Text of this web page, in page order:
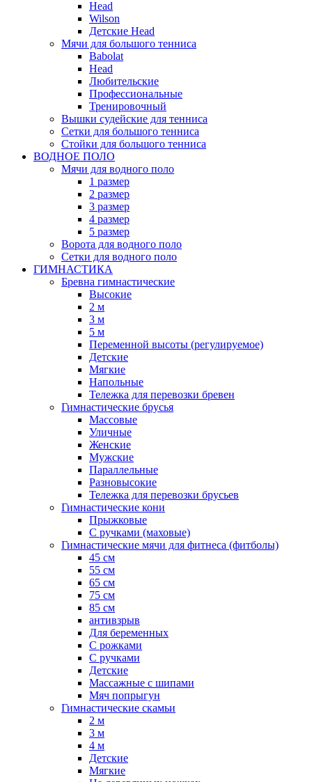
Head
Wilson
Детские Head
Мячи для большого тенниса
Babolat
Head
Любительские
Профессиональные
Тренировочный
Вышки судейские для тенниса
Сетки для большого тенниса
Стойки для большого тенниса
ВОДНОЕ ПОЛО
Мячи для водного поло
1 размер
2 размер
3 размер
4 размер
5 размер
Ворота для водного поло
Сетки для водного поло
ГИМНАСТИКА
Бревна гимнастические
Высокие
2 м
3 м
5 м
Переменной высоты (регулируемое)
Детские
Мягкие
Напольные
Тележка для перевозки бревен
Гимнастические брусья
Массовые
Уличные
Женские
Мужские
Параллельные
Разновысокие
Тележка для перевозки брусьев
Гимнастические кони
Прыжковые
С ручками (маховые)
Гимнастические мячи для фитнеса (фитболы)
45 см
55 см
65 см
75 см
85 см
антивзрыв
Для беременных
С рожками
С ручками
Детские
Массажные с шипами
Мяч попрыгун
Гимнастические скамьи
2 м
3 м
4 м
Детские
Мягкие